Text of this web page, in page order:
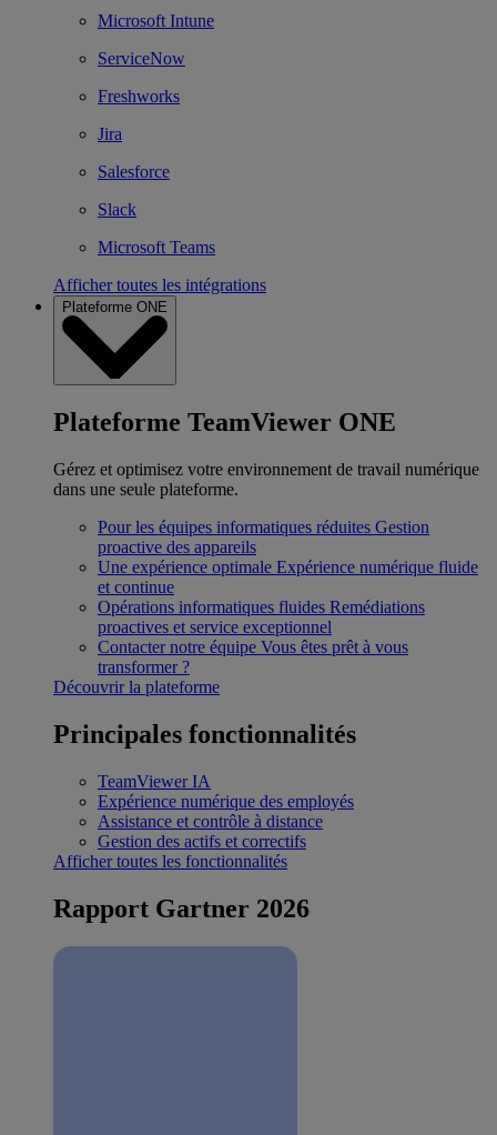
Microsoft Intune
ServiceNow
Freshworks
Jira
Salesforce
Slack
Microsoft Teams
Afficher toutes les intégrations
Plateforme ONE
Plateforme TeamViewer ONE
Gérez et optimisez votre environnement de travail numérique
dans une seule plateforme.
Pour les équipes informatiques réduites Gestion
proactive des appareils
Une expérience optimale Expérience numérique fluide
et continue
Opérations informatiques fluides Remédiations
proactives et service exceptionnel
Contacter notre équipe Vous êtes prêt à vous
transformer ?
Découvrir la plateforme
Principales fonctionnalités
TeamViewer IA
Expérience numérique des employés
Assistance et contrôle à distance
Gestion des actifs et correctifs
Afficher toutes les fonctionnalités
Rapport Gartner 2026